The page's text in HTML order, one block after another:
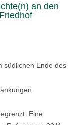
an den
südlichen Ende des
Eine